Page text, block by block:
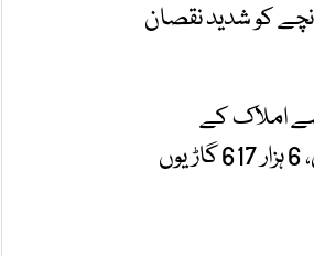
کو شدید نقصان
کی جانب سے املاک کے
نقصان کے دعوے موصول ہو چکے ہیں۔ ان دعوؤں میں 18 ہزار 408 عمارتوں، 6 ہزار 617 گاڑیوں